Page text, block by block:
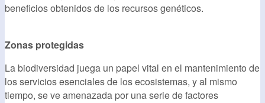
beneficios obtenidos de los recursos genéticos.
Zonas protegidas
La biodiversidad juega un papel vital en el mantenimiento de
los servicios esenciales de los ecosistemas, y al mismo
tiempo, se ve amenazada por una serie de factores